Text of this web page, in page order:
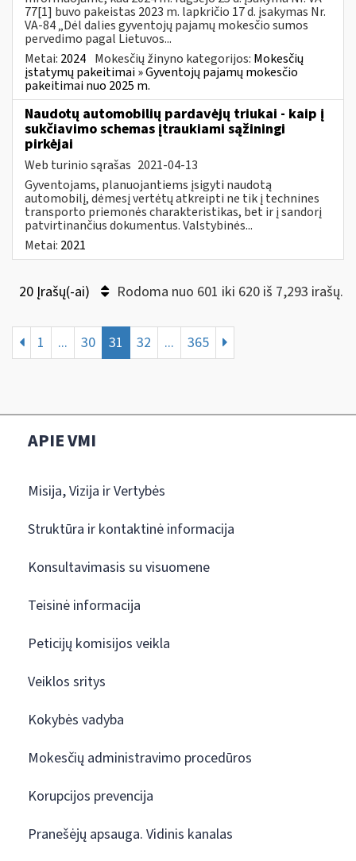
77[1] buvo pakeistas 2023 m. lapkričio 17 d. įsakymas Nr.
VA-84 „Dėl dalies gyventojų pajamų mokesčio sumos
pervedimo pagal Lietuvos...
Metai: 2024 Mokesčių žinyno kategorijos: Mokesčių
įstatymų pakeitimai » Gyventojų pajamų mokesčio
pakeitimai nuo 2025 m.
Naudotų automobilių pardavėjų triukai - kaip į
sukčiavimo schemas įtraukiami sąžiningi
pirkėjai
Web turinio sąrašas 2021-04-13
Gyventojams, planuojantiems įsigyti naudotą
automobilį, dėmesį vertėtų atkreipti ne tik į technines
transporto priemonės charakteristikas, bet ir į sandorį
patvirtinančius dokumentus. Valstybinės...
Metai: 2021
20 Įrašų(-ai) Rodoma nuo 601 iki 620 iš 7,293 irašų.
1 ... 30 31 32 ... 365
APIE VMI
Misija, Vizija ir Vertybės
Struktūra ir kontaktinė informacija
Konsultavimasis su visuomene
Teisinė informacija
Peticijų komisijos veikla
Veiklos sritys
Kokybės vadyba
Mokesčių administravimo procedūros
Korupcijos prevencija
Pranešėjų apsauga. Vidinis kanalas